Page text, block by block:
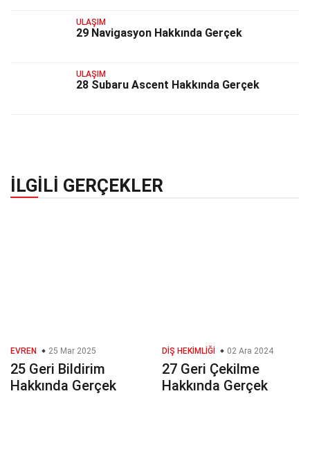
ULAŞIM
29 Navigasyon Hakkında Gerçek
ULAŞIM
28 Subaru Ascent Hakkında Gerçek
İLGILI GERÇEKLER
EVREN 25 Mar 2025
25 Geri Bildirim
Hakkında Gerçek
DIŞ HEKIMLIĞI 02 Ara 2024
27 Geri Çekilme
Hakkında Gerçek